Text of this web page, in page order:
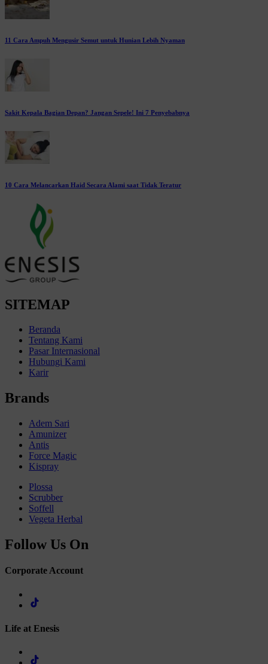
11 Cara Ampuh Mengusir Semut untuk Hunian Lebih Nyaman
Sakit Kepala Bagian Depan? Jangan Sepele! Ini 7 Penyebabnya
10 Cara Melancarkan Haid Secara Alami saat Tidak Teratur
SITEMAP
Beranda
Tentang Kami
Pasar Internasional
Hubungi Kami
Karir
Brands
Adem Sari
Amunizer
Antis
Force Magic
Kispray
Plossa
Scrubber
Soffell
Vegeta Herbal
Follow Us On
Corporate Account
Life at Enesis